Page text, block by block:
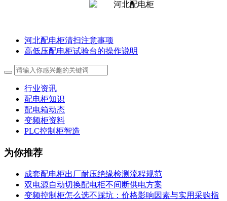
河北配电柜清扫注意事项
高低压配电柜试验台的操作说明
行业资讯
配电柜知识
配电箱动态
变频柜资料
PLC控制柜智造
为你推荐
成套配电柜出厂耐压绝缘检测流程规范
双电源自动切换配电柜不间断供电方案
变频控制柜怎么选不踩坑：价格影响因素与实用采购指